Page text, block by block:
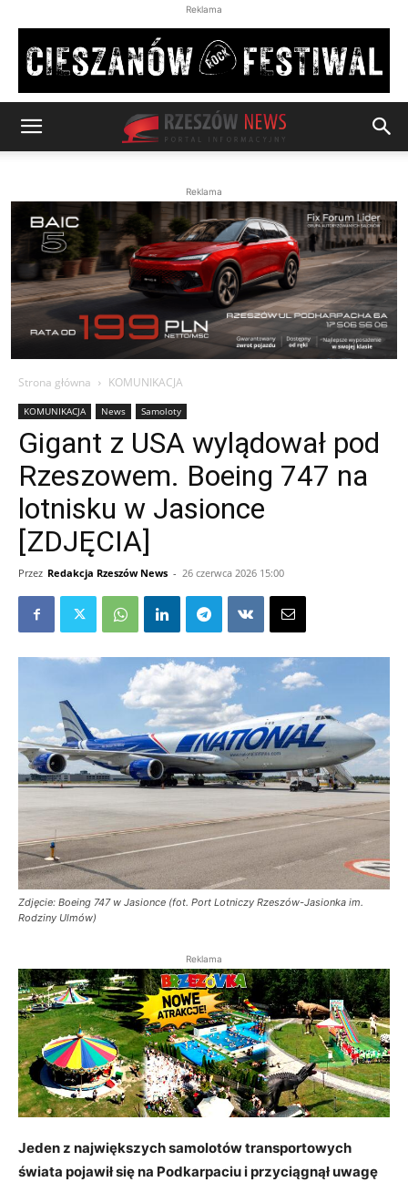
Reklama
Reklama
Strona główna KOMUNIKACJA
KOMUNIKACJA News Samoloty
Gigant z USA wylądował pod
Rzeszowem. Boeing 747 na
lotnisku w Jasionce
[ZDJĘCIA]
Przez Redakcja Rzeszów News - 26 czerwca 2026 15:00
Zdjęcie: Boeing 747 w Jasionce (fot. Port Lotniczy Rzeszów-Jasionka im.
Rodziny Ulmów)
Reklama
Jeden z największych samolotów transportowych
świata pojawił się na Podkarpaciu i przyciągnął uwagę